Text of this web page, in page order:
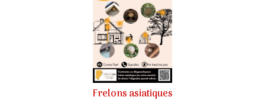
Frelons asiatiques